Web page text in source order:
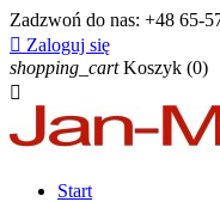
Zadzwoń do nas: +48 65-
 Zaloguj się
shopping_cart Koszyk (0)

Start